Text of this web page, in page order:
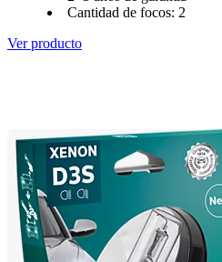
Cantidad de focos: 2
Ver producto